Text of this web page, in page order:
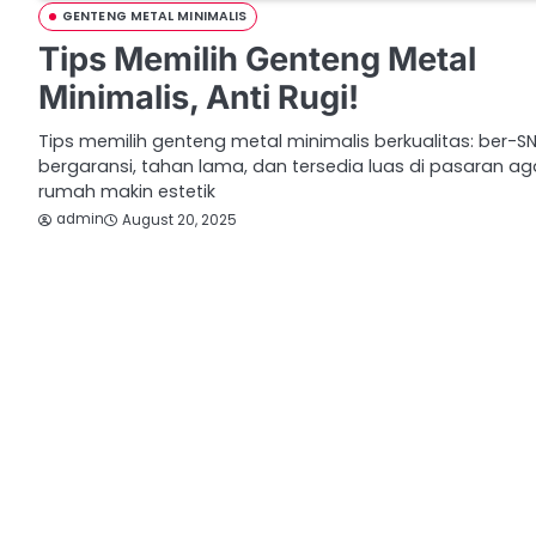
GENTENG METAL MINIMALIS
Tips Memilih Genteng Metal
Minimalis, Anti Rugi!
Tips memilih genteng metal minimalis berkualitas: ber-
bergaransi, tahan lama, dan tersedia luas di pasaran
rumah makin estetik
admin August 20, 2025